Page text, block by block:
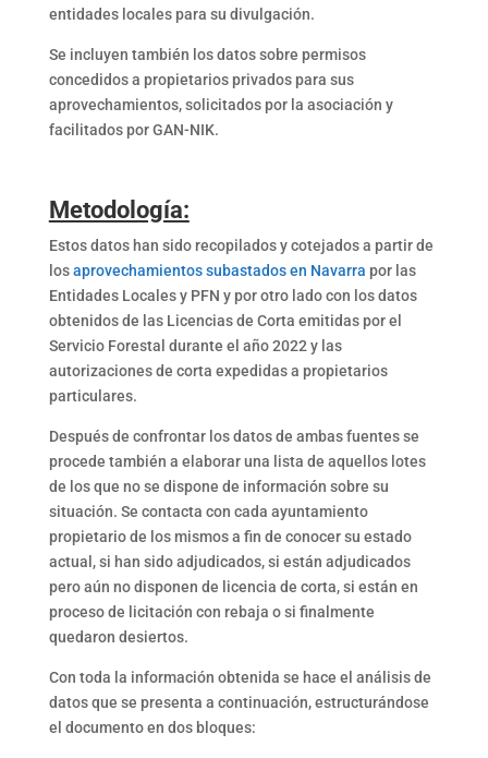
entidades locales para su divulgación.
Se incluyen también los datos sobre permisos
concedidos a propietarios privados para sus
aprovechamientos, solicitados por la asociación y
facilitados por GAN-NIK.
Metodología:
Estos datos han sido recopilados y cotejados a partir de
losaprovechamientos subastados en Navarra por las
Entidades Locales y PFN y por otro lado con los datos
obtenidos de las Licencias de Corta emitidas por el
Servicio Forestal durante el año 2022 y las
autorizaciones de corta expedidas a propietarios
particulares.
Después de confrontar los datos de ambas fuentes se
procede también a elaborar una lista de aquellos lotes
de los que no se dispone de información sobre su
situación. Se contacta con cada ayuntamiento
propietario de los mismos a fin de conocer su estado
actual, si han sido adjudicados, si están adjudicados
pero aún no disponen de licencia de corta, si están en
proceso de licitación con rebaja o si finalmente
quedaron desiertos.
Con toda la información obtenida se hace el análisis de
datos que se presenta a continuación, estructurándose
el documento en dos bloques: